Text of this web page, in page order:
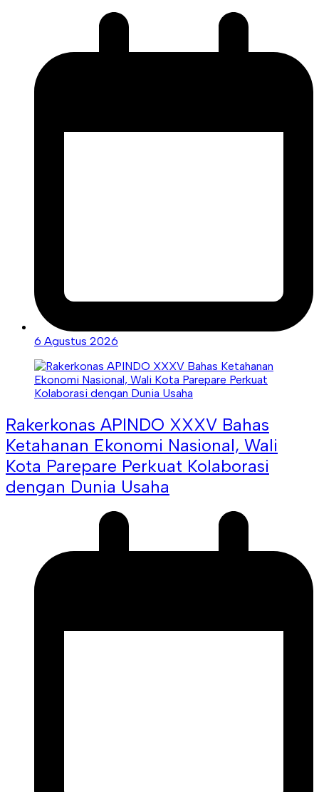
6 Agustus 2026
Rakerkonas APINDO XXXV Bahas
Ketahanan Ekonomi Nasional, Wali
Kota Parepare Perkuat Kolaborasi
dengan Dunia Usaha